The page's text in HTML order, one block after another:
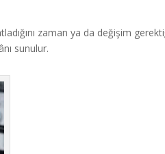
zaman ya da değişim
sunulur.